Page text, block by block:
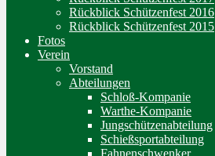
Rückblick Schützenfest 2016
Rückblick Schützenfest 2015
Fotos
Verein
Vorstand
Abteilungen
Schloß-Kompanie
Warthe-Kompanie
Jungschützenabteilung
Schießsportabteilung
Fahnenschwenker